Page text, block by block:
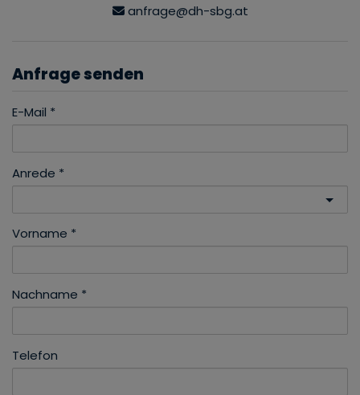
anfrage@dh-sbg.at
Anfrage senden
E-Mail
Anrede
Vorname
Nachname
Telefon